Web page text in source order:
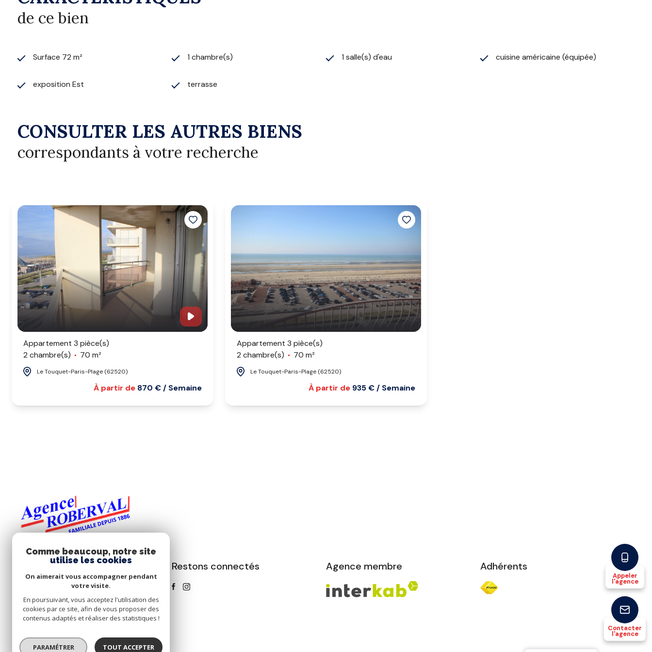
Appeler
l'agence
Contacter
l'agence
de ce bien
Surface 72 m² 1 chambre(s) 1 salle(s) d'eau cuisine américaine (équipée)
exposition Est terrasse
CONSULTER LES AUTRES BIENS
correspondants à votre recherche
Appartement 3 pièce(s)
2 chambre(s)
70 m²
Le Touquet-Paris-Plage (62520)
À partir de 870 € / Semaine
Appartement 3 pièce(s)
2 chambre(s)
70 m²
Le Touquet-Paris-Plage (62520)
À partir de 935 € / Semaine
ROBERVAL
06.80.82.53.14
contact@agenceroberval.fr
52-54 Rue de Paris
Restons connectés Agence membre Adhérents
Comme beaucoup, notre site
utilise les cookies
On aimerait vous accompagner pendant
votre visite.
En poursuivant, vous acceptez l'utilisation des
cookies par ce site, afin de vous proposer des
contenus adaptés et réaliser des statistiques !
PARAMÉTRER TOUT ACCEPTER